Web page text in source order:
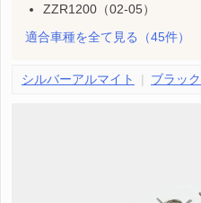
ZZR1200（02-05）
適合車種を全て見る
（45件）
シルバーアルマイト ブラッ